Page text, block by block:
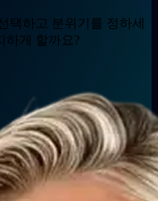
택하고 분위기를 정하세
하게 할까요?